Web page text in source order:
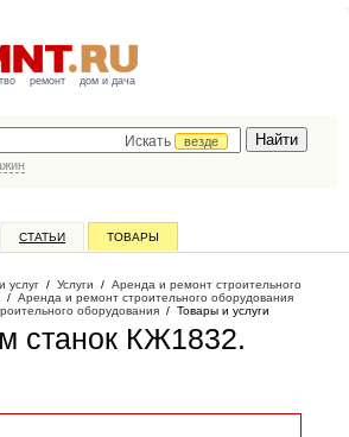
ремонт дом и дача
Искать
везде
СТАТЬИ ТОВАРЫ
услуг / Услуги / Аренда и ремонт строительного
/ Аренда и ремонт строительного оборудования
оборудования / Товары и услуги
станок КЖ1832.